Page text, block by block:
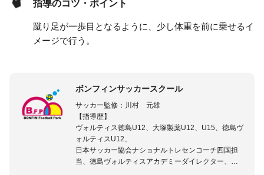
指導のコツ・ポイント
蹴り足が一歩目となるように、少し体重を前に乗せるイ
メージで行う。
ボンフィンサッカースクール
サッカー監修：川村 元雄
【指導歴】
ヴォルティス徳島U12、大塚製薬U12、U15、徳島ヴ
ォルティスU12、
日本サッカー協会ナショナルトレセンコーチ四国担
当、徳島ヴォルティスアカデミーダイレクター、